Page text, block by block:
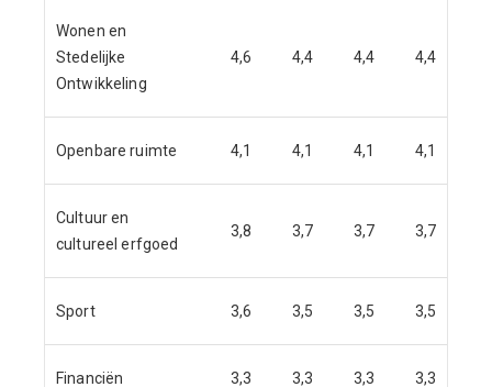
Wonen en
Stedelijke
Ontwikkeling
4,6 4,4 4,4 4,4
Openbare ruimte 4,1 4,1 4,1 4,1
Cultuur en
cultureel erfgoed
3,8 3,7 3,7 3,7
Sport 3,6 3,5 3,5 3,5
Financiën 3,3 3,3 3,3 3,3